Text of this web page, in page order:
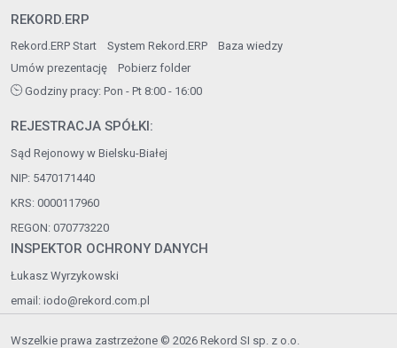
REKORD.ERP
Rekord.ERP Start System Rekord.ERP
Baza wiedzy
Umów prezentację
Pobierz folder
Godziny pracy: Pon - Pt 8:00 - 16:00
REJESTRACJA SPÓŁKI:
Sąd Rejonowy w Bielsku-Białej
NIP: 5470171440
KRS: 0000117960
REGON: 070773220
INSPEKTOR OCHRONY DANYCH
Łukasz Wyrzykowski
email: iodo@rekord.com.pl
Wszelkie prawa zastrzeżone © 2026 Rekord SI sp. z o.o.